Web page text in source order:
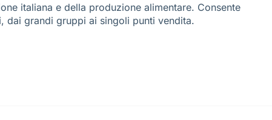
italiana e della produzione alimentare. Consente
dai grandi gruppi ai singoli punti vendita.